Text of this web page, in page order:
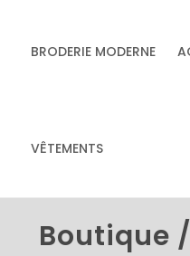
écoresponsables
BRODERIE MODERNE
VÊTEMENTS
Boutique